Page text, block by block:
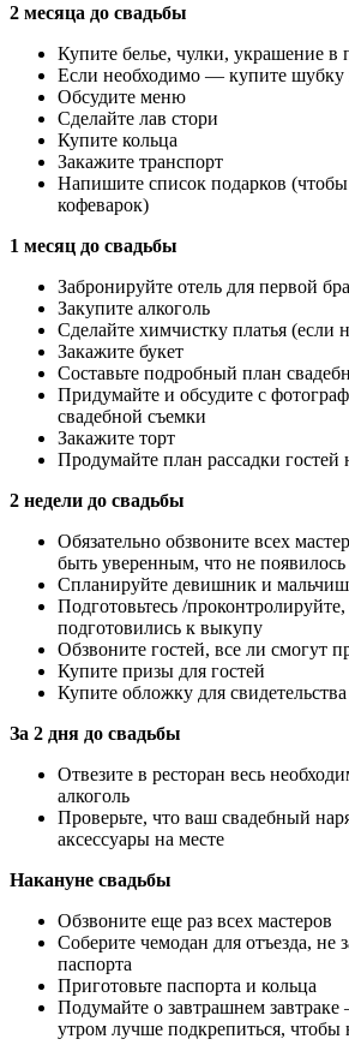
2 месяца до свадьбы
Купите белье, чулки, украшение в
Если необходимо — купите шубку
Обсудите меню
Сделайте лав стори
Купите кольца
Закажите транспорт
Напишите список подарков
кофеварок)
1 месяц до свадьбы
Забронируйте отель для первой
Закупите алкоголь
Сделайте химчистку платья (если
Закажите букет
Составьте подробный план
Придумайте и обсудите с
свадебной съемки
Закажите торт
Продумайте план рассадки гостей
2 недели до свадьбы
Обязательно обзвоните всех
быть уверенным, что не появилось
Спланируйте девишник и
Подготовьтесь /
подготовились к выкупу
Обзвоните гостей, все ли смогут
Купите призы для гостей
Купите обложку для свидетельства
За 2 дня до свадьбы
Отвезите в ресторан весь
алкоголь
Проверьте, что ваш свадебный
аксессуары на месте
Накануне свадьбы
Обзвоните еще раз всех мастеров
Соберите чемодан для отъезда, не
паспорта
Приготовьте паспорта и кольца
Подумайте о завтрашнем завтраке
утром лучше подкрепиться, чтобы